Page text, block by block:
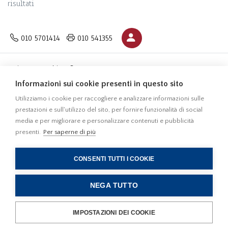
risultati
010 5701414 010 541355
Privacy
Cookies © 2022
Studio Damonte. All rights reserved.
Realizzato da Gmg Net Digital Agency
Informazioni sui cookie presenti in questo sito
Utilizziamo i cookie per raccogliere e analizzare informazioni sulle
prestazioni e sull'utilizzo del sito, per fornire funzionalità di social
media e per migliorare e personalizzare contenuti e pubblicità
presenti. Per saperne di più
CONSENTI TUTTI I COOKIE
NEGA TUTTO
IMPOSTAZIONI DEI COOKIE